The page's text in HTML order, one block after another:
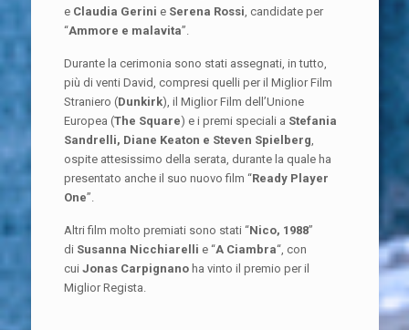
e Claudia Gerini e Serena Rossi , candidate per
“Ammore e malavita”.
Durante la cerimonia sono stati assegnati, in tutto,
più di venti David, compresi quelli per il Miglior Film
Straniero (Dunkirk), il Miglior Film dell’Unione
Europea (The Square) e i premi speciali a Stefania
Sandrelli, Diane Keaton e Steven Spielberg
ospite attesissimo della serata, durante la quale ha
presentato anche il suo nuovo film “Ready Player
One”.
Altri film molto premiati sono stati “Nico, 1988”
di Susanna Nicchiarelli e “A Ciambra“, con
cui Jonas Carpignanoha vinto il premio per il
Miglior Regista.